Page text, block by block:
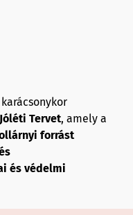
Tervet, amely a
forrást
és védelmi